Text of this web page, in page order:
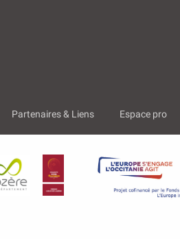
Partenaires & Liens Espace pro